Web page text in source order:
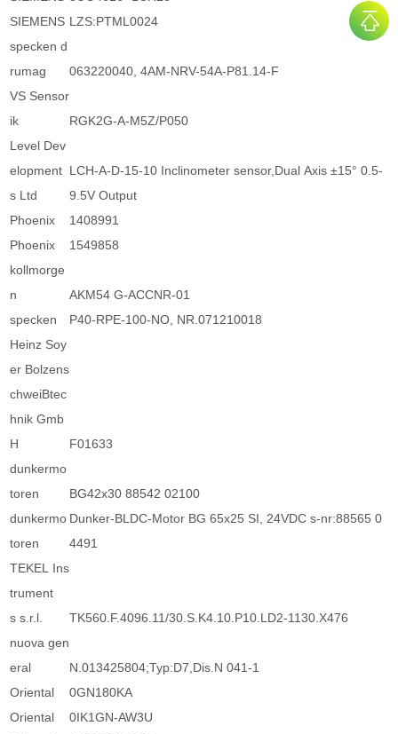
SIEMENS LZS:PTML0024
specken d
rumag
063220040, 4AM-NRV-54A-P81.14-F
VS Sensor
ik
RGK2G-A-M5Z/P050
Level Dev
elopment
s Ltd
LCH-A-D-15-10 Inclinometer sensor,Dual Axis ±15° 0.5-
9.5V Output
Phoenix
1408991
Phoenix
1549858
kollmorge
n
AKM54 G-ACCNR-01
specken
P40-RPE-100-NO, NR.071210018
Heinz Soy
er Bolzens
chweiBtec
hnik Gmb
H
F01633
dunkermo
toren
BG42x30 88542 02100
dunkermo
toren
Dunker-BLDC-Motor BG 65x25 SI, 24VDC s-nr:88565 0
4491
TEKEL Ins
trument
s s.r.l.
TK560.F.4096.11/30.S.K4.10.P10.LD2-1130.X476
nuova gen
eral
N.013425804;Typ:D7,Dis.N 041-1
Oriental
0GN180KA
Oriental
0IK1GN-AW3U